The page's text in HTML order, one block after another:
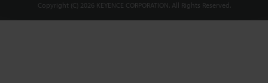
Copyright (C) 2026 KEYENCE CORPORATION. All Rights Reserved.